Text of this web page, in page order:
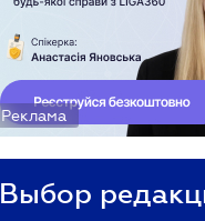
Реклама
Выбор